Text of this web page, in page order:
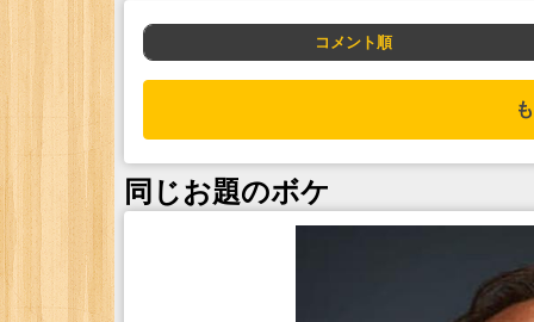
コメント順
同じお題のボケ